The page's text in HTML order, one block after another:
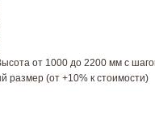
от 1000 до 2200 мм с
размер (от +10% к стоимости)